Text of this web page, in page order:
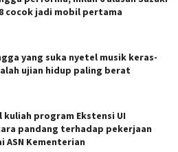
cocok jadi mobil pertama
yang suka nyetel musik keras-
ujian hidup paling berat
kuliah program Ekstensi UI
pandang terhadap pekerjaan
ASN Kementerian